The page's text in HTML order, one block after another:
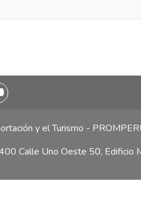
y el Turismo -
Calle Uno Oeste 50, Edificio